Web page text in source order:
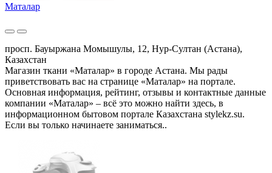
Маталар
просп. Бауыржана Момышулы, 12, Нур-Султан (Астана),
Казахстан
Магазин ткани «Маталар» в городе Астана. Мы рады
приветствовать вас на странице «Маталар» на портале.
Основная информация, рейтинг, отзывы и контактные данные
компании «Маталар» – всё это можно найти здесь, в
информационном бытовом портале Казахстана stylekz.su.
Если вы только начинаете заниматься..